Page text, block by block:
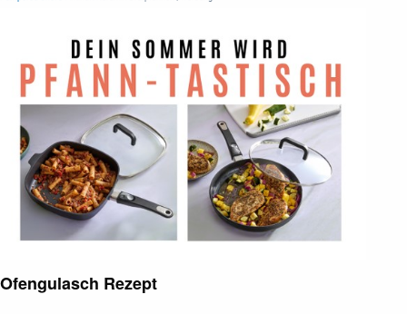
Ofengulasch Rezept